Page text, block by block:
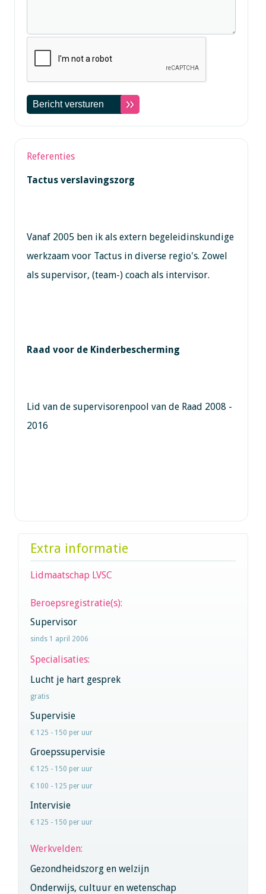
Referenties
Tactus verslavingszorg
Vanaf 2005 ben ik als extern begeleidinskundige
werkzaam voor Tactus in diverse regio's. Zowel
als supervisor, (team-) coach als intervisor.
Raad voor de Kinderbescherming
Lid van de supervisorenpool van de Raad 2008 -
2016
Extra informatie
Lidmaatschap LVSC
Beroepsregistratie(s):
Supervisor
sinds 1 april 2006
Specialisaties:
Lucht je hart gesprek
gratis
Supervisie
€ 125 - 150 per uur
Groepssupervisie
€ 125 - 150 per uur
€ 100 - 125 per uur
Intervisie
€ 125 - 150 per uur
Werkvelden:
Gezondheidszorg en welzijn
Onderwijs, cultuur en wetenschap